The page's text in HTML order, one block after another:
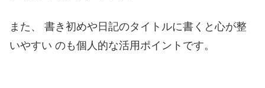
また、 書き初めや日記のタイトルに書くと心が整
いやすい のも個人的な活用ポイントです。